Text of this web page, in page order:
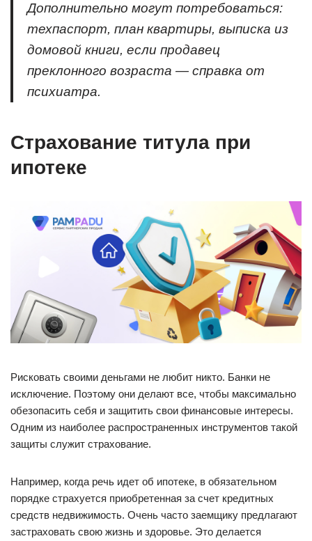
Дополнительно могут потребоваться:
техпаспорт, план квартиры, выписка из
домовой книги, если продавец
преклонного возраста — справка от
психиатра.
Страхование титула при
ипотеке
Рисковать своими деньгами не любит никто. Банки не
исключение. Поэтому они делают все, чтобы максимально
обезопасить себя и защитить свои финансовые интересы.
Одним из наиболее распространенных инструментов такой
защиты служит страхование.
Например, когда речь идет об ипотеке, в обязательном
порядке страхуется приобретенная за счет кредитных
средств недвижимость. Очень часто заемщику предлагают
застраховать свою жизнь и здоровье. Это делается